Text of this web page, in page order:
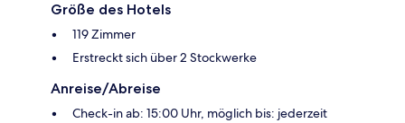
Größe des Hotels
119 Zimmer
Erstreckt sich über 2 Stockwerke
Anreise/Abreise
Check-in ab: 15:00 Uhr, möglich bis: jederzeit